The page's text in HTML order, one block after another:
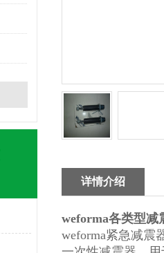
详情介绍
weforma各类型减
weforma紧急减震